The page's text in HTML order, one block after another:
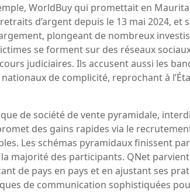
WorldBuy qui promettait en
d’argent depuis le 13 mai 2024, et
plongeant de nombreux
se forment sur des réseaux
judiciaires. Ils accusent aussi les
de complicité, reprochant à
de société de vente pyramidale,
des gains rapides via le
Les schémas pyramidaux finissent par
majorité des participants. QNet parvient
de pays en pays et en ajustant ses
de communication sophistiquées